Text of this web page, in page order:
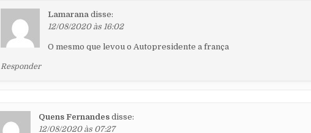
Lamarana disse:
12/08/2020 às 16:02
O mesmo que levou o Autopresidente a frança
Responder
Quens Fernandes disse:
12/08/2020 às 07:27